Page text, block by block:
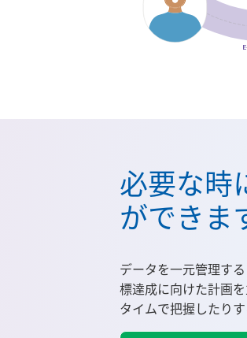
必要な時
ができま
データを一元管理す
標達成に向けた計画
タイムで把握したりす